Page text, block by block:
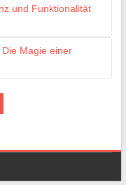
und Funktionalität
Magie einer